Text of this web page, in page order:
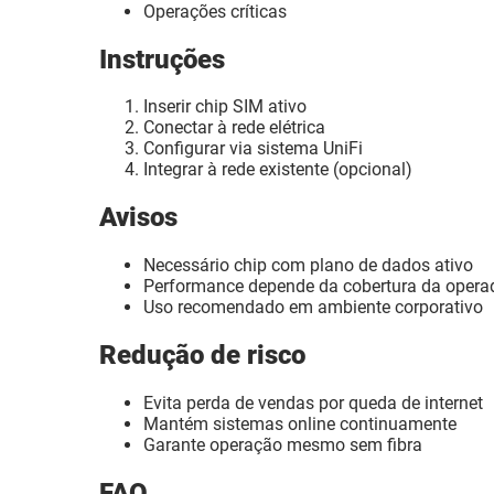
Operações críticas
Instruções
Inserir chip SIM ativo
Conectar à rede elétrica
Configurar via sistema UniFi
Integrar à rede existente (opcional)
Avisos
Necessário chip com plano de dados ativo
Performance depende da cobertura da
Uso recomendado em ambiente corporativo
Redução de risco
Evita perda de vendas por queda de internet
Mantém sistemas online continuamente
Garante operação mesmo sem fibra